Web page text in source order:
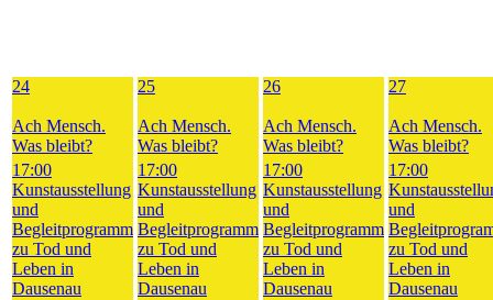
24
Ach Mensch.
Was bleibt?
17:00
Kunstausstellung
und
Begleitprogramm
zu Tod und
Leben in
Dausenau
25
Ach Mensch.
Was bleibt?
17:00
Kunstausstellung
und
Begleitprogramm
zu Tod und
Leben in
Dausenau
26
Ach Mensch.
Was bleibt?
17:00
Kunstausstellung
und
Begleitprogramm
zu Tod und
Leben in
Dausenau
27
Ach Mensch.
Was bleibt?
17:00
und
zu Tod und
Leben in
Dausenau